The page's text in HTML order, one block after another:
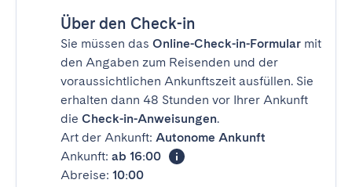
Über den Check-in
Sie müssen das Online-Check-in-Formular mit
den Angaben zum Reisenden und der
voraussichtlichen Ankunftszeit ausfüllen. Sie
erhalten dann 48 Stunden vor Ihrer Ankunft
die Check-in-Anweisungen.
Art der Ankunft: Autonome Ankunft
Ankunft: ab 16:00
Abreise: 10:00